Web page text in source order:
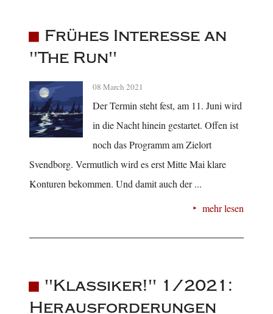
Frühes Interesse an
"The Run"
08 March 2021
Der Termin steht fest, am 11. Juni wird
in die Nacht hinein gestartet. Offen ist
noch das Programm am Zielort
Svendborg. Vermutlich wird es erst Mitte Mai klare
Konturen bekommen. Und damit auch der ...
mehr lesen
"Klassiker!" 1/2021:
Herausforderungen